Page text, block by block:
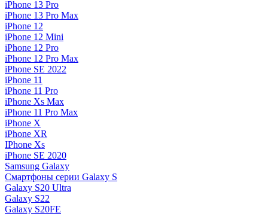
iPhone 13 Pro
iPhone 13 Pro Max
iPhone 12
iPhone 12 Mini
iPhone 12 Pro
iPhone 12 Pro Max
iPhone SE 2022
iPhone 11
iPhone 11 Pro
iPhone Xs Max
iPhone 11 Pro Max
iPhone X
iPhone XR
IPhone Xs
iPhone SE 2020
Samsung Galaxy
Смартфоны серии Galaxy S
Galaxy S20 Ultra
Galaxy S22
Galaxy S20FE